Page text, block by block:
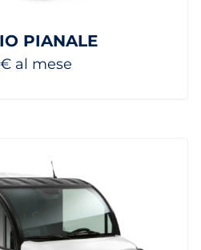
PIANALE
al mese